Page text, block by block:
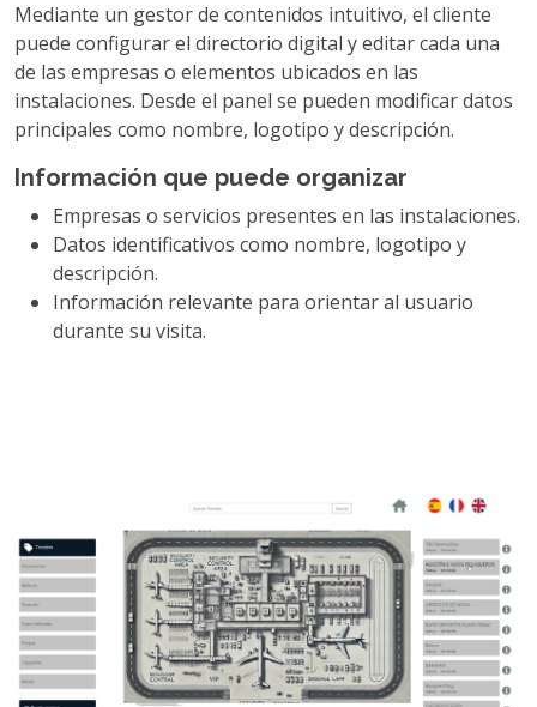
Mediante un gestor de contenidos intuitivo, el cliente
puede configurar el directorio digital y editar cada una
de las empresas o elementos ubicados en las
instalaciones. Desde el panel se pueden modificar datos
principales como nombre, logotipo y descripción.
Información que puede organizar
Empresas o servicios presentes en las instalaciones.
Datos identificativos como nombre, logotipo y
descripción.
Información relevante para orientar al usuario
durante su visita.